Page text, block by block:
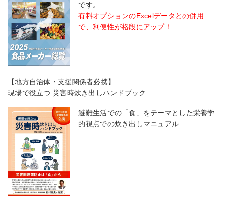
です。
有料オプションのExcelデータとの併用
で、利便性が格段にアップ！
【地方自治体・支援関係者必携】
現場で役立つ 災害時炊き出しハンドブック
避難生活での「食」をテーマとした栄養学
的視点での炊き出しマニュアル